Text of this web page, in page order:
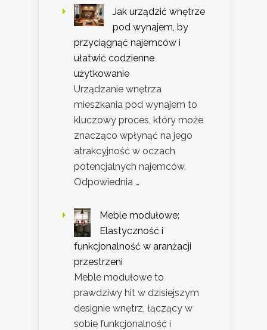
Jak urządzić wnętrze
pod wynajem, by
przyciągnąć najemców i
ułatwić codzienne
użytkowanie
Urządzanie wnętrza
mieszkania pod wynajem to
kluczowy proces, który może
znacząco wpłynąć na jego
atrakcyjność w oczach
potencjalnych najemców.
Odpowiednia …
Meble modułowe:
Elastyczność i
funkcjonalność w aranżacji
przestrzeni
Meble modułowe to
prawdziwy hit w dzisiejszym
designie wnętrz, łączący w
sobie funkcjonalność i